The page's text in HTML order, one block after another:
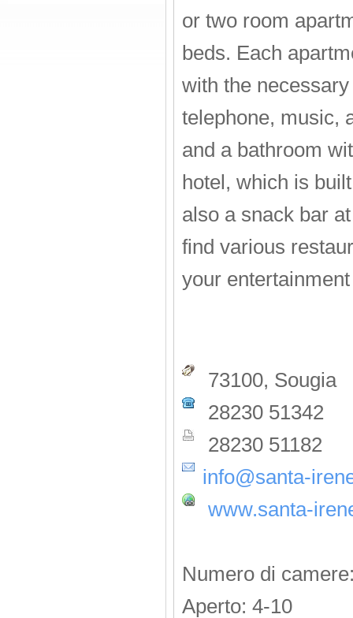
or two room
beds. Each
with the
telephone, music,
and a bathroom
hotel, which is
also a snack bar
find various
your
73100, Sougia
28230 51342
28230 51182
info@santa-
www.santa-
Numero di
Aperto: 4-10